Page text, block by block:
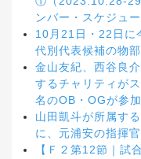
ンバー・スケジュ
10月21日・22日に
代別代表候補の物
金山友紀、西谷良
するチャリティが
名のOB・OGが参
山田凱斗が所属す
に、元浦安の指揮
【Ｆ２第12節｜試